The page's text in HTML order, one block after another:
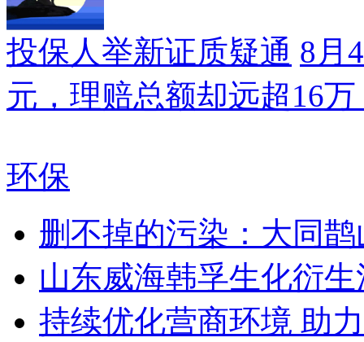
投保人举新证质疑通 8月
元，理赔总额却远超16
环保
删不掉的污染：大同
山东威海韩孚生化衍
持续优化营商环境 助